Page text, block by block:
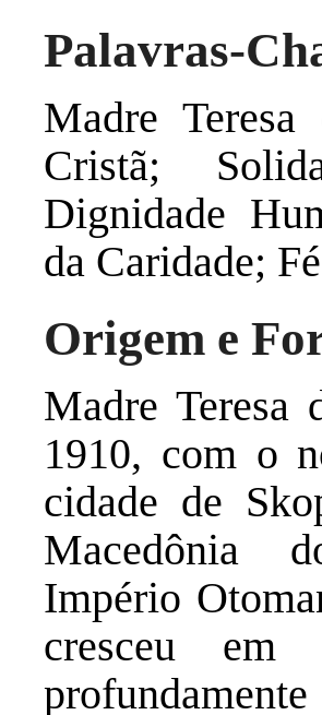
Palavras-
Madre
Cristã;
Dignidade
da Caridade;
Origem e
Madre Teresa
1910, com o
cidade de
Macedônia
Império
cresceu em